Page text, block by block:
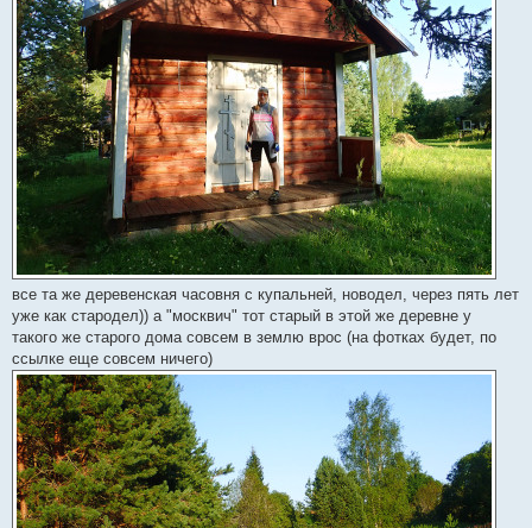
все та же деревенская часовня с купальней, новодел, через пять лет
уже как стародел)) а "москвич" тот старый в этой же деревне у
такого же старого дома совсем в землю врос (на фотках будет, по
ссылке еще совсем ничего)